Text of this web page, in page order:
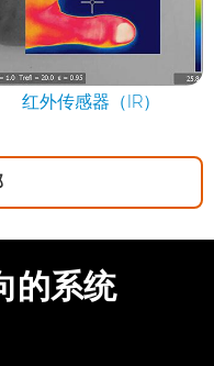
红外传感器（IR）
的系统